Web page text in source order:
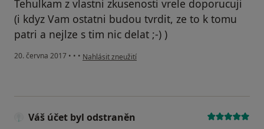
Tehulkam z vlastni zkusenosti vrele doporucuji
(i kdyz Vam ostatni budou tvrdit, ze to k tomu
patri a nejlze s tim nic delat ;-) )
20. června 2017 • • • podle názoru uživatele Váš účet byl odstraněn
Nahlásit zneužití
Váš účet byl odstraněn